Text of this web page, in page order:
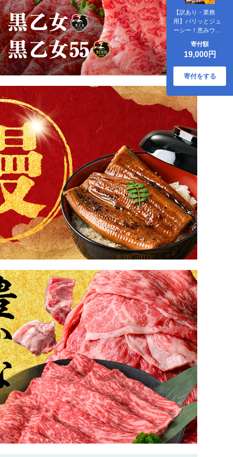
【訳あり・業務
用】パリッとジュ
ーシー！恵みウイ
4kg(1kg×4袋) ウイ
ンナー ソーセージ
豚肉 あらびき 冷凍
訳あり 簡易包装 ラ
ンキング 人気 a9-
寄付額
19,000円
寄付をする